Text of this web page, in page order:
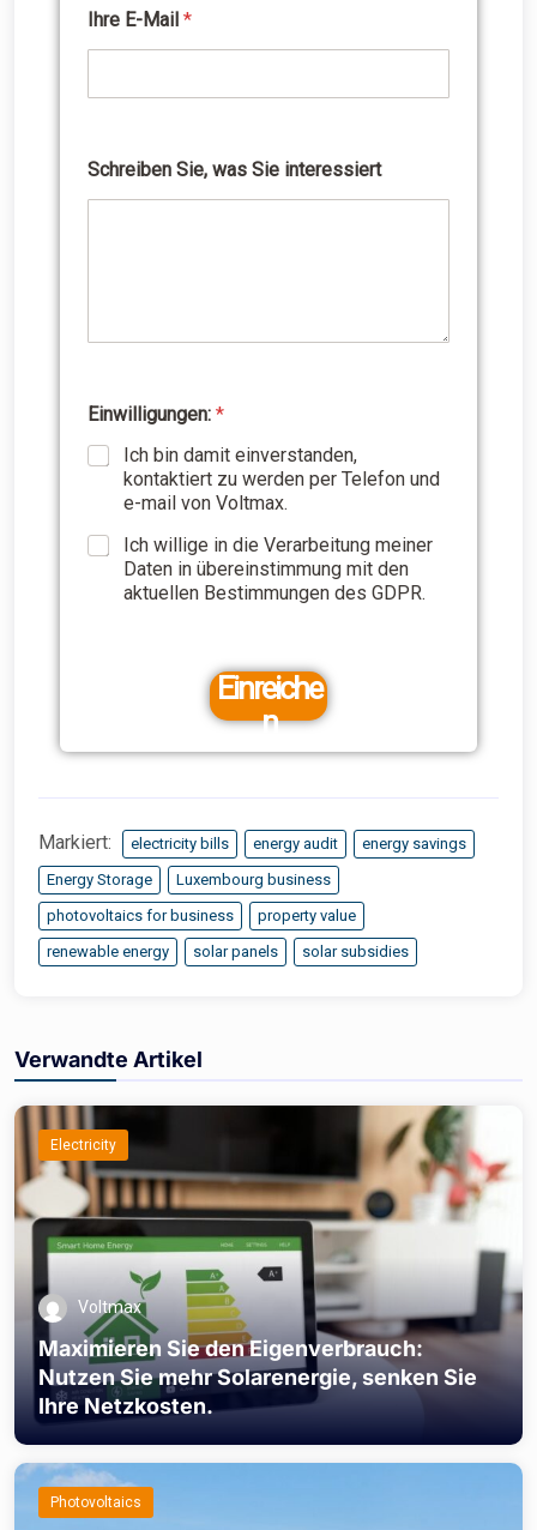
Ihre E-Mail *
Schreiben Sie, was Sie interessiert
w
a
s
r
e
Einwilligungen: *
Ich bin damit einverstanden,
kontaktiert zu werden per Telefon und
e-mail von Voltmax.
Ich willige in die Verarbeitung meiner
Daten in übereinstimmung mit den
aktuellen Bestimmungen des GDPR.
Einreiche
n
Markiert: electricity bills energy audit
energy savings
Energy Storage
Luxembourg business
photovoltaics for business
property value
renewable energy
solar panels solar subsidies
Verwandte Artikel
Electricity
Voltmax
Maximieren Sie den Eigenverbrauch:
Nutzen Sie mehr Solarenergie, senken Sie
Ihre Netzkosten.
Photovoltaics